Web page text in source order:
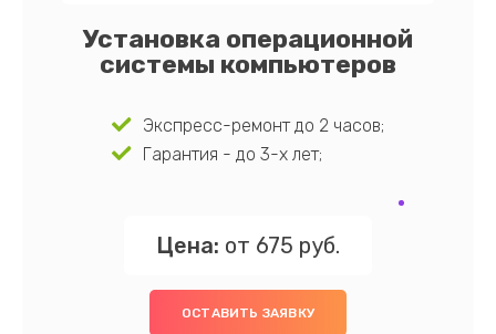
Установка операционной
системы компьютеров
Экспресс-ремонт до 2 часов;
Гарантия - до 3-х лет;
Цена: от 675 руб.
ОСТАВИТЬ ЗАЯВКУ